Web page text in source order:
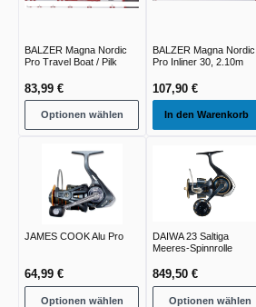
BALZER Magna Nordic
Pro Travel Boat / Pilk
83,99 €
Optionen wählen
BALZER Magna Nordic
Pro Inliner 30, 2.10m
107,90 €
In den Warenkorb
JAMES COOK Alu Pro
64,99 €
Optionen wählen
DAIWA 23 Saltiga
Meeres-Spinnrolle
849,50 €
Optionen wählen